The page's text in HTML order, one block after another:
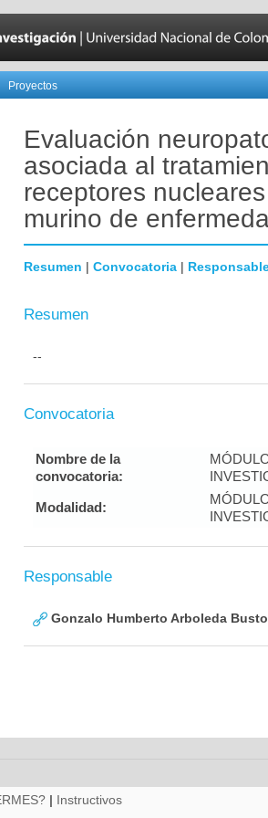
Proyectos
Evaluación
asociada al
receptores
murino de
Resumen | Convocatoria |
Resumen
--
Convocatoria
Nombre de la
convocatoria:
Modalidad:
Responsable
Gonzalo Humberto Arboleda
| Instructivos